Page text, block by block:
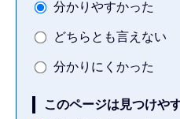
分かりやすかった
どちらとも言えない
分かりにくかった
このページは見つけや